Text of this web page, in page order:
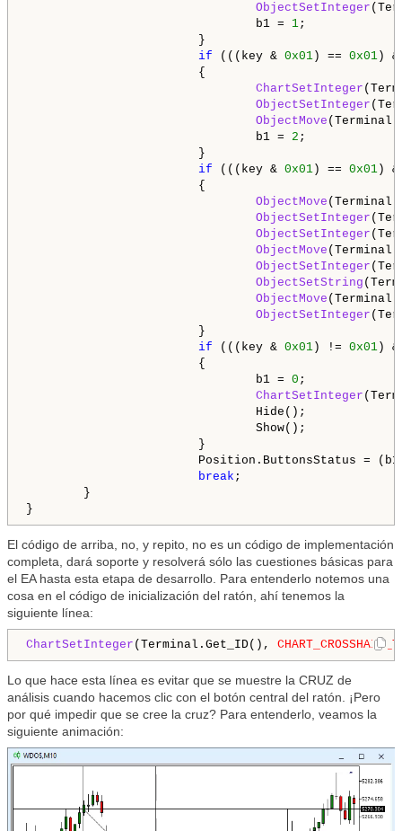
ObjectSetInteger
b1 = 1;
}
if (((key & 0x01 ) == 0x01 )
{
ChartSetInteger
ObjectSetInteger
ObjectMove
b1 = 2 ;
}
if (((key & 0x01 ) == 0x01 )
{
ObjectMove
ObjectSetInteger
ObjectSetInteger
ObjectMove
ObjectSetInteger
ObjectSetString
ObjectMove
ObjectSetInteger
}
if (((key & 0x01 ) != 0x01 )
{
b1 = 0 ;
ChartSetInteger
Hide();
Show();
}
Position.ButtonsStatus = (b1
break ;
}
El código de arriba, no, y repito, no es un código de implementación
completa, dará soporte y resolverá sólo las cuestiones básicas para
el EA hasta esta etapa de desarrollo. Para entenderlo notemos una
cosa en el código de inicialización del ratón, ahí tenemos la
siguiente línea:
ChartSetInteger (Terminal.Get_ID(),
Lo que hace esta línea es evitar que se muestre la CRUZ de
análisis cuando hacemos clic con el botón central del ratón. ¡Pero
por qué impedir que se cree la cruz? Para entenderlo, veamos la
siguiente animación: